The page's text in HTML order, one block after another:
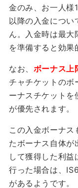
金のみ、お一人様
以降の入金につい
ん。入金時は最大
を準備すると効果
なお、 ボーナス上
チャチケットのボ
ーナスチケットを
が優先されます。
この入金ボーナ
たボーナス自体が
して獲得した利
行った場合は、
があるようです。